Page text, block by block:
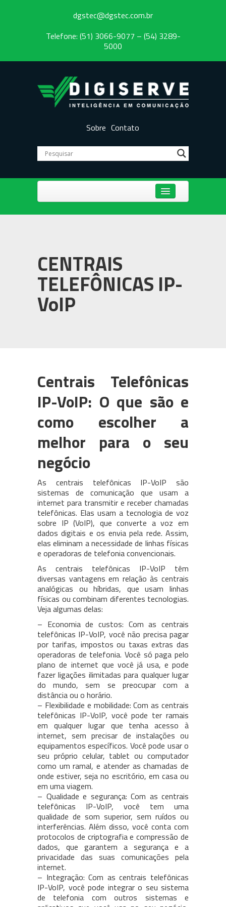
dgstec@dgstec.com.br
Telefone: (51) 3066-9077 – (54) 3289-
5000
Sobre Contato
Câmeras para CFTV
WhatsApp Multiusuário
Intelbras
CENTRAIS
TELEFÔNICAS IP-
VoIP
Centrais Telefônicas
IP-VoIP: O que são e
como escolher a
melhor para o seu
negócio
As centrais telefônicas IP-VoIP são
sistemas de comunicação que usam a
internet para transmitir e receber chamadas
telefônicas. Elas usam a tecnologia de voz
sobre IP (VoIP), que converte a voz em
dados digitais e os envia pela rede. Assim,
elas eliminam a necessidade de linhas físicas
e operadoras de telefonia convencionais.
As centrais telefônicas IP-VoIP têm
diversas vantagens em relação às centrais
analógicas ou híbridas, que usam linhas
físicas ou combinam diferentes tecnologias.
Veja algumas delas:
– Economia de custos: Com as centrais
telefônicas IP-VoIP, você não precisa pagar
por tarifas, impostos ou taxas extras das
operadoras de telefonia. Você só paga pelo
plano de internet que você já usa, e pode
fazer ligações ilimitadas para qualquer lugar
do mundo, sem se preocupar com a
distância ou o horário.
– Flexibilidade e mobilidade: Com as centrais
telefônicas IP-VoIP, você pode ter ramais
em qualquer lugar que tenha acesso à
internet, sem precisar de instalações ou
equipamentos específicos. Você pode usar o
seu próprio celular, tablet ou computador
como um ramal, e atender as chamadas de
onde estiver, seja no escritório, em casa ou
em uma viagem.
– Qualidade e segurança: Com as centrais
telefônicas IP-VoIP, você tem uma
qualidade de som superior, sem ruídos ou
interferências. Além disso, você conta com
protocolos de criptografia e compressão de
dados, que garantem a segurança e a
privacidade das suas comunicações pela
internet.
– Integração: Com as centrais telefônicas
IP-VoIP, você pode integrar o seu sistema
de telefonia com outros sistemas e